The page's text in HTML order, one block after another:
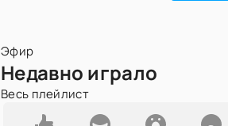
Эфир
Недавно играло
Весь плейлист